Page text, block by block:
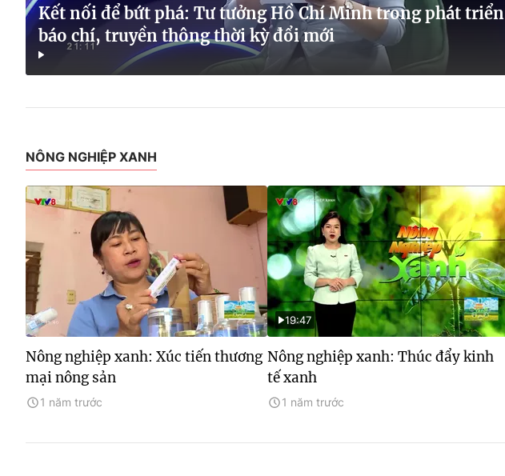
Kết nối để bứt phá: Tư tưởng Hồ Chí Minh trong phát triển
báo chí, truyền thông thời kỳ đổi mới
NÔNG NGHIỆP XANH
Nông nghiệp xanh: Xúc tiến thương
mại nông sản
1 năm trước
19:47
Nông nghiệp xanh: Thúc đẩy kinh
tế xanh
1 năm trước